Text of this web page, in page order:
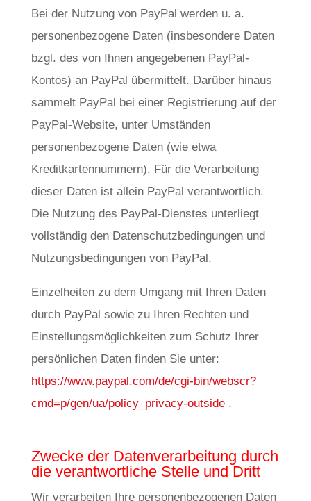
Bei der Nutzung von PayPal werden u. a.
personenbezogene Daten (insbesondere Daten
bzgl. des von Ihnen angegebenen PayPal-
Kontos) an PayPal übermittelt. Darüber hinaus
sammelt PayPal bei einer Registrierung auf der
PayPal-Website, unter Umständen
personenbezogene Daten (wie etwa
Kreditkartennummern). Für die Verarbeitung
dieser Daten ist allein PayPal verantwortlich.
Die Nutzung des PayPal-Dienstes unterliegt
vollständig den Datenschutzbedingungen und
Nutzungsbedingungen von PayPal.
Einzelheiten zu dem Umgang mit Ihren Daten
durch PayPal sowie zu Ihren Rechten und
Einstellungsmöglichkeiten zum Schutz Ihrer
persönlichen Daten finden Sie unter:
https://www.paypal.com/de/cgi-bin/webscr?
cmd=p/gen/ua/policy_privacy-outside.
Zwecke der Datenverarbeitung durch
die verantwortliche Stelle und Dritt
Wir verarbeiten Ihre personenbezogenen Daten